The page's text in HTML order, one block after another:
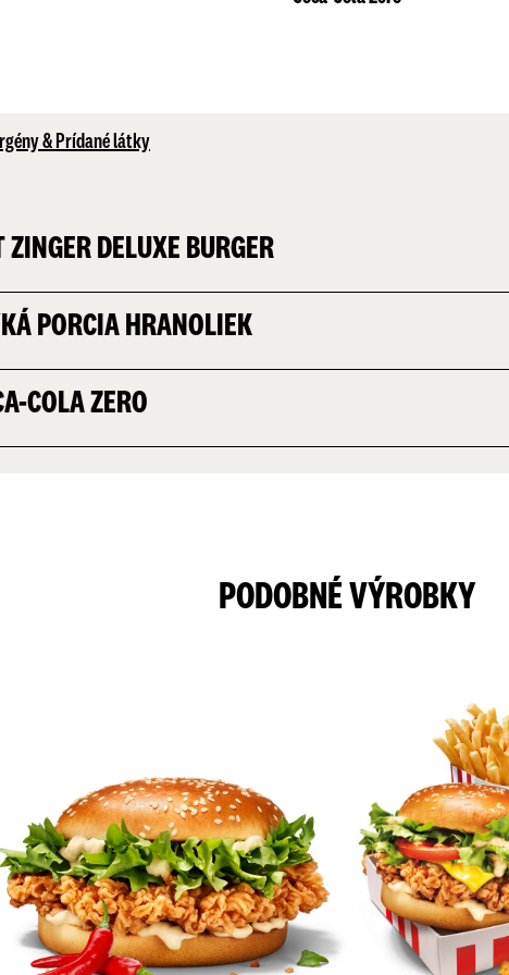
& Prídané látky
ZINGER DELUXE BURGER
PORCIA HRANOLIEK
COLA ZERO
PODOBNÉ VÝROBKY